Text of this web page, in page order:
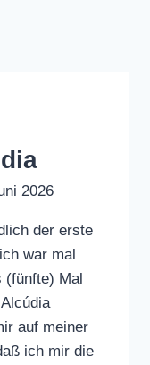
2026
der erste
war mal
(fünfte) Mal
auf meiner
ich mir die